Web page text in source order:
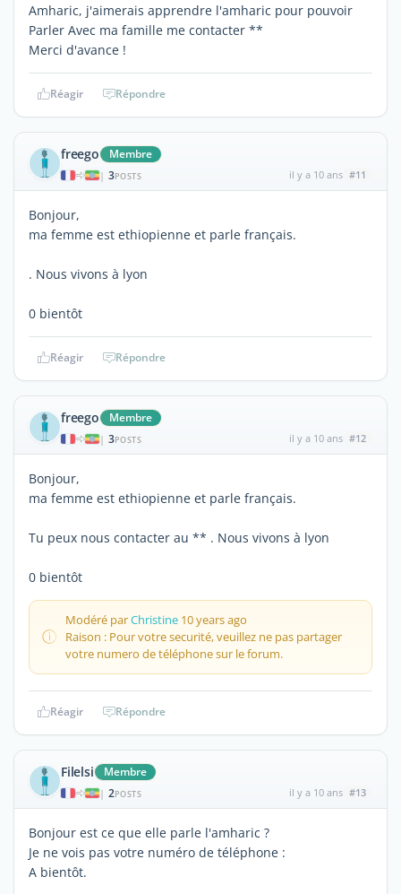
Amharic, j'aimerais apprendre l'amharic pour pouvoir
Parler Avec ma famille me contacter **
Merci d'avance !
Réagir Répondre
freego Membre
| 3POSTS il y a 10 ans #11
Bonjour,
ma femme est ethiopienne et parle français.
. Nous vivons à lyon
0 bientôt
Réagir Répondre
freego Membre
| 3POSTS il y a 10 ans #12
Bonjour,
ma femme est ethiopienne et parle français.
Tu peux nous contacter au ** . Nous vivons à lyon
0 bientôt
Modéré parChristine 10 years ago
Raison : Pour votre securité, veuillez ne pas partager
votre numero de téléphone sur le forum.
Réagir Répondre
Filelsi Membre
| 2POSTS il y a 10 ans #13
Bonjour est ce que elle parle l'amharic ?
Je ne vois pas votre numéro de téléphone :
A bientôt.